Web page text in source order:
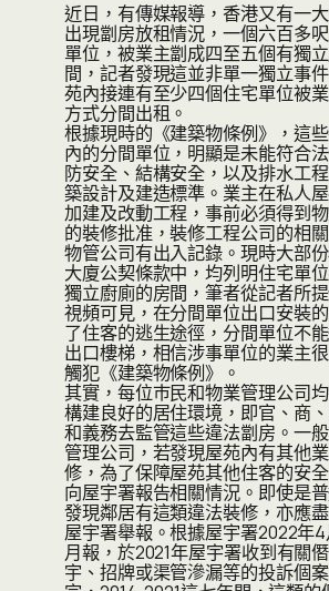
近日，有傳媒報導，香港又有一
出現劏房放租情況，一個六百多
單位，被業主劏成四至五個有獨
間，記者發現這並非單一獨立事
苑內接連有至少四個住宅單位被
方式分間出租。
根據現時的《建築物條例》，這
內的分間單位，明顯是未能符合
防安全、結構安全，以及排水工
築設計及建造標準。業主在私人
加建及改動工程，事前必須得到
的裝修批准，裝修工程公司的相
物管公司有出入記錄。現時大部
大廈公契條款中，均列明住宅單
獨立廚廁的房間，筆者從記者所
視頻可見，在分間單位出口安裝
了住客的逃生途徑，分間單位不
出口樓梯，相信涉事單位的業主
觸犯《建築物條例》。
其實，每位巿民和物業管理公司
構建良好的居住環境，即官、商
和義務去監管這些違法劏房。一
管理公司，若發現屋苑內有其他
修，為了保障屋苑其他住客的安
向屋宇署報告相關情況。即使是
發現鄰居有這類違法裝修，亦應
屋宇署舉報。根據屋宇署2022年
月報，於2021年屋宇署收到有關
宇、招牌或渠管滲漏等的投訴個